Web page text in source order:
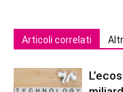
Articoli correlati